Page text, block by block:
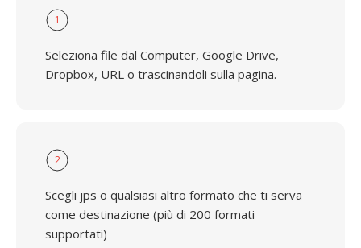
1
Seleziona file dal Computer, Google Drive,
Dropbox, URL o trascinandoli sulla pagina.
2
Scegli jps o qualsiasi altro formato che ti serva
come destinazione (più di 200 formati
supportati)